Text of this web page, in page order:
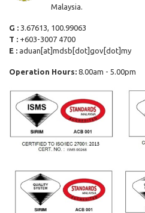
Malaysia.
G : 3.67613, 100.99063
T : +603-3007 4700
E : aduan[at]mdsb[dot]gov[dot]my
Operation Hours: 8.00am - 5.00pm